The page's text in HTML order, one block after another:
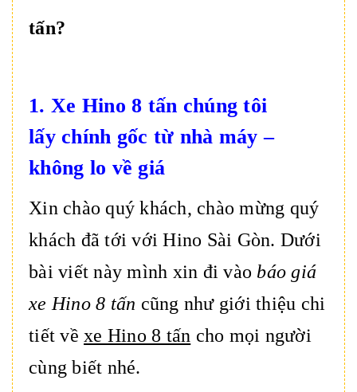
tấn?
1. Xe Hino 8 tấn chúng tôi
lấy chính gốc từ nhà máy –
không lo về giá
Xin chào quý khách, chào mừng quý
khách đã tới với Hino Sài Gòn. Dưới
bài viết này mình xin đi vào báo giá
xe Hino 8 tấn cũng như giới thiệu chi
tiết về xe Hino 8 tấn cho mọi người
cùng biết nhé.